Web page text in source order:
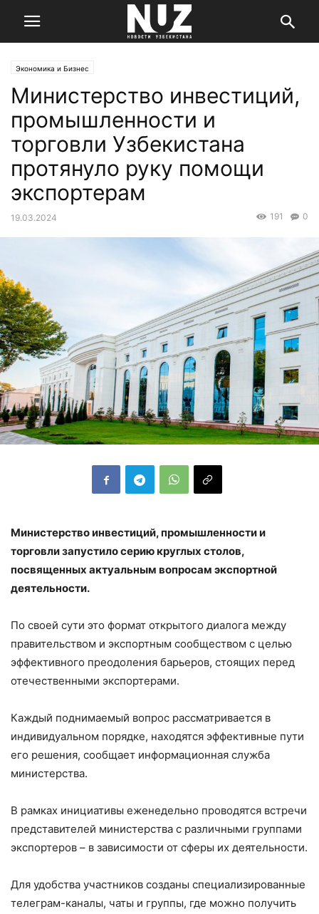
Экономика и Бизнес
Министерство инвестиций,
промышленности и
торговли Узбекистана
протянуло руку помощи
экспортерам
19.03.2024 0
191
Министерство инвестиций, промышленности и
торговли запустило серию круглых столов,
посвященных актуальным вопросам экспортной
деятельности.
По своей сути это формат открытого диалога между
правительством и экспортным сообществом с целью
эффективного преодоления барьеров, стоящих перед
отечественными экспортерами.
Каждый поднимаемый вопрос рассматривается в
индивидуальном порядке, находятся эффективные пути
его решения, сообщает информационная служба
министерства.
В рамках инициативы еженедельно проводятся встречи
представителей министерства с различными группами
экспортеров – в зависимости от сферы их деятельности.
Для удобства участников созданы специализированные
телеграм-каналы, чаты и группы, где можно получить